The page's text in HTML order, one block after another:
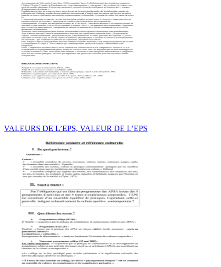
VALEURS DE L’EPS, VALEUR DE L’EPS